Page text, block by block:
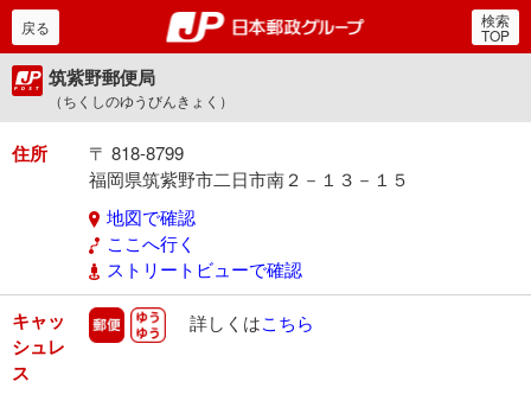
郵便局・日本郵政グルー
戻る 検索
TOP
筑紫野郵便局
（ちくしのゆうびんきょく）
住所
〒 818-8799
福岡県筑紫野市二日市南２－１３－１５
地図で確認
ここへ行く
ストリートビューで確認
キャッ
シュレ
ス
郵便 ゆうゆう
詳しくはこちら